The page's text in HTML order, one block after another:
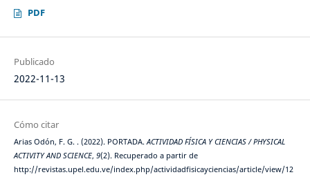
PDF
Publicado
2022-11-13
Cómo citar
Arias Odón, F. G. . (2022). PORTADA. ACTIVIDAD FÍSICA Y CIENCIAS / PHYSICAL
ACTIVITY AND SCIENCE, 9(2). Recuperado a partir de
http://revistas.upel.edu.ve/index.php/actividadfisicayciencias/article/view/12